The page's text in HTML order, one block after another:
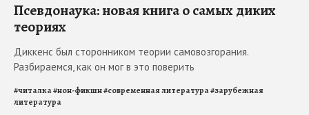
Псевдонаука: новая книга о самых диких
теориях
Диккенс был сторонником теории самовозгорания.
Разбираемся, как он мог в это поверить
#читалка#нон-фикшн#современная литература#зарубежная
литература